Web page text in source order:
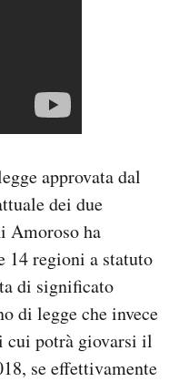
approvata dal
dei due
Amoroso ha
14 regioni a statuto
di significato
di legge che invece
cui potrà giovarsi il
se effettivamente